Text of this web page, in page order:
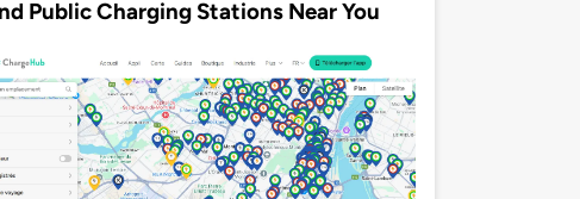
Public Charging Stations Near You